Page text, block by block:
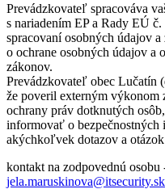
Prevádzkovateľ spracováva
s nariadením EP a Rady EÚ
spracovaní osobných údajov
o ochrane osobných údajov a
zákonov.
Prevádzkovateľ obec Lučatín
že poveril externým výkonom
ochrany práv dotknutých
informovať o bezpečnostných
akýchkoľvek dotazov a
kontakt na zodpovednú osobu
jela.maruskinova@itsecurity.sk